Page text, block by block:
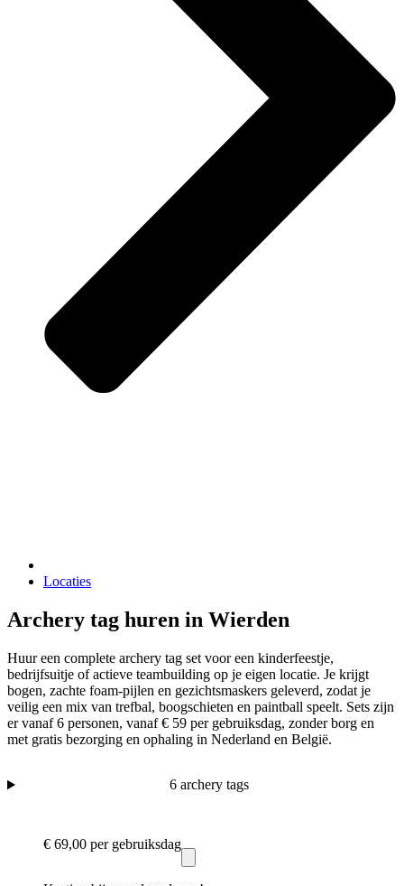
Locaties
Archery tag huren in Wierden
Huur een complete archery tag set voor een kinderfeestje,
bedrijfsuitje of actieve teambuilding op je eigen locatie. Je krijgt
bogen, zachte foam-pijlen en gezichtsmaskers geleverd, zodat je
veilig een mix van trefbal, boogschieten en paintball speelt. Sets zijn
er vanaf 6 personen, vanaf € 59 per gebruiksdag, zonder borg en
met gratis bezorging en ophaling in Nederland en België.
6 archery tags
€ 69,00 per gebruiksdag